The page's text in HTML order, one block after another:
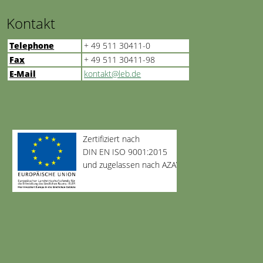
Kontakt
Telephone
+ 49 511 30411-0
Fax
+ 49 511 30411-98
E-Mail
kontakt@leb.de
Zertifiziert nach
DIN EN ISO 9001:2015
und zugelassen nach AZAV